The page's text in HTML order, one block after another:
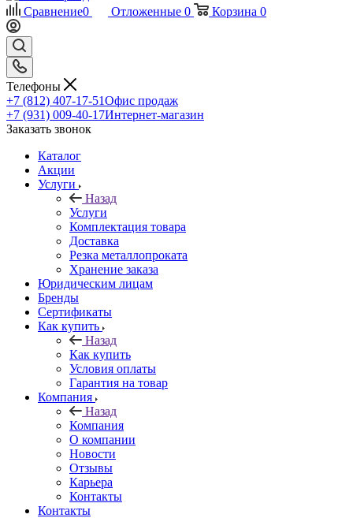
Сравнение0 Отложенные 0 Корзина 0
Телефоны
+7 (812) 407-17-51Офис продаж
+7 (931) 009-40-17Интернет-магазин
Заказать звонок
Каталог
Акции
Услуги
Назад
Услуги
Комплектация товара
Доставка
Резка металлопроката
Хранение заказа
Юридическим лицам
Бренды
Сертификаты
Как купить
Назад
Как купить
Условия оплаты
Гарантия на товар
Компания
Назад
Компания
О компании
Новости
Отзывы
Карьера
Контакты
Контакты